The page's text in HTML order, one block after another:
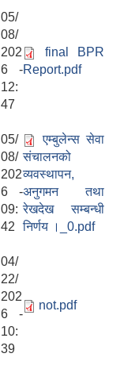
05/
08/
202
6 -
12:
47
final BPR
Report.pdf
05/
08/
202
6 -
09:
42
एम्बुलेन्स सेवा
संचालनको
व्यवस्थापन,
अनुगमन तथा
रेखदेख सम्बन्धी
निर्णय ।_0.pdf
04/
22/
202
6 -
10:
39
not.pdf